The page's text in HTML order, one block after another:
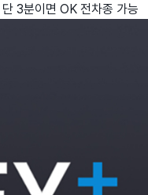
3분이면 OK 전차종 가능